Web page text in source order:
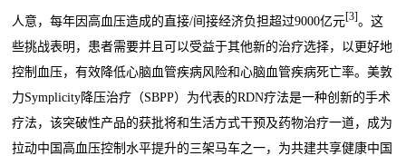
人意，每年因高血压造成的直接/间接经济负担超过9000亿元 [3] 。这
些挑战表明，患者需要并且可以受益于其他新的治疗选择，以更好地
控制血压，有效降低心脑血管疾病风险和心脑血管疾病死亡率。美敦
力Symplicity降压治疗（SBPP）为代表的RDN疗法是一种创新的手术
疗法，该突破性产品的获批将和生活方式干预及药物治疗一道，成为
拉动中国高血压控制水平提升的三架马车之一，为共建共享健康中国